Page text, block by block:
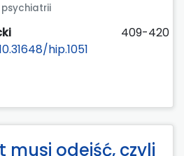
psychiatrii
409-420
hip.1051
odejść, czyli